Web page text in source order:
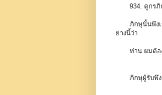
934. ดูกร
ภิกษุนั้นพึง
ย่างนี้ว่า
ท่าน ผมต้
ภิกษุผู้รับพึ